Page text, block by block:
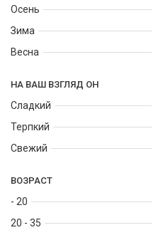
Осень
Зима
Весна
НА ВАШ ВЗГЛЯД ОН
Сладкий
Терпкий
Свежий
ВОЗРАСТ
- 20
20 - 35